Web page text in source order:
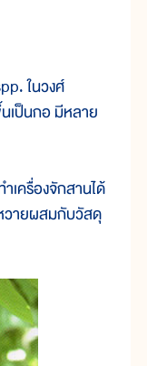
ในวงศ์
เป็นกอ มีหลาย
ครื่องจักสานได้
วายผสมกับวัสดุ